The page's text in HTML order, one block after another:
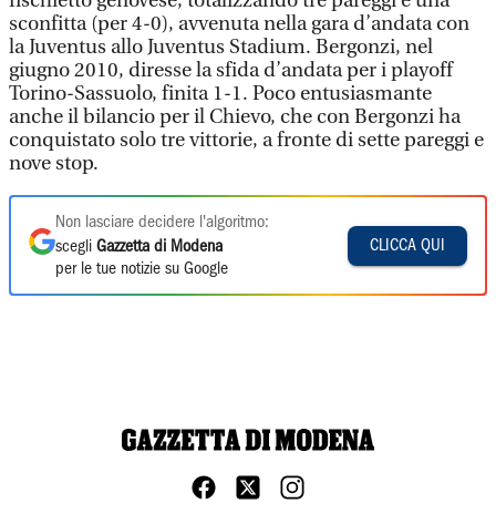
sconfitta (per 4-0), avvenuta nella gara d’andata con
la Juventus allo Juventus Stadium. Bergonzi, nel
giugno 2010, diresse la sfida d’andata per i playoff
Torino-Sassuolo, finita 1-1. Poco entusiasmante
anche il bilancio per il Chievo, che con Bergonzi ha
conquistato solo tre vittorie, a fronte di sette pareggi e
nove stop.
Non lasciare decidere l'algoritmo:
scegli Gazzetta di Modena
per le tue notizie su Google
CLICCA QUI